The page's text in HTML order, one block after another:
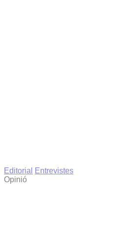
Editorial
Entrevistes
Opinió